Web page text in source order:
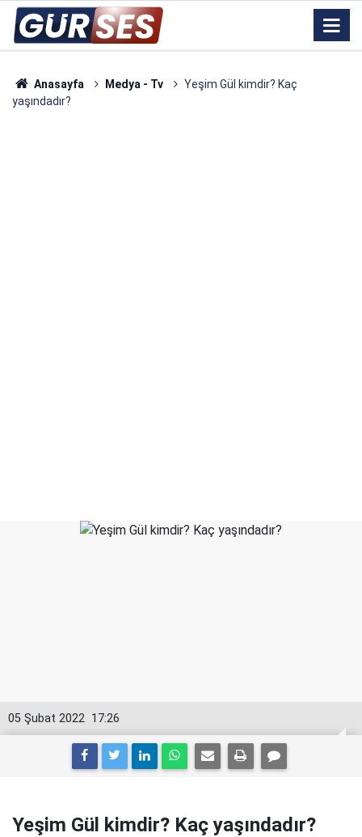
Anasayfa Medya - Tv
Yeşim Gül kimdir? Kaç
yaşındadır?
17:26
05 Şubat 2022
Yeşim Gül kimdir? Kaç yaşındadır?